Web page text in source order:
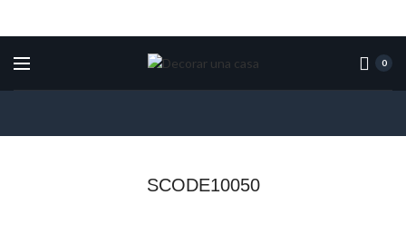
0
SCODE10050